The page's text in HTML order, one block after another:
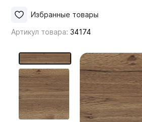
Мой ЭГГЕР
Мебельные образцы, каталоги
Артикул товара:34174
Избранные товары